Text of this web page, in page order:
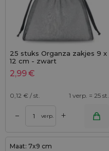
25 stuks Organza zakjes 9 x
12 cm - zwart
2,99€
0,12 € / st. 1 verp. = 25 st.
– verp. +
Maat: 7x9 cm